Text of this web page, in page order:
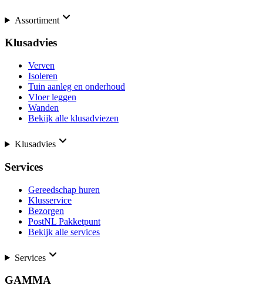
Assortiment
Klusadvies
Verven
Isoleren
Tuin aanleg en onderhoud
Vloer leggen
Wanden
Bekijk alle klusadviezen
Klusadvies
Services
Gereedschap huren
Klusservice
Bezorgen
PostNL Pakketpunt
Bekijk alle services
Services
GAMMA